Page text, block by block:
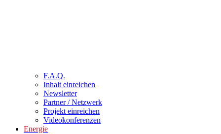
F.A.Q.
Inhalt einreichen
Newsletter
Partner / Netzwerk
Projekt einreichen
Videokonferenzen
Energie